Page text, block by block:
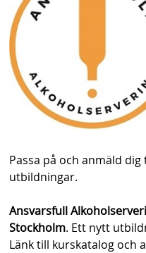
Passa på och anmäld dig
utbildningar.
Ansvarsfull
Stockholm. Ett nytt
Länk till kurskatalog och